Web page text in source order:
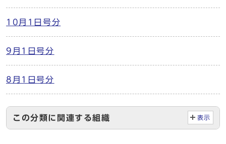
10月1日号分
9月1日号分
8月1日号分
この分類に関連する組織 表示